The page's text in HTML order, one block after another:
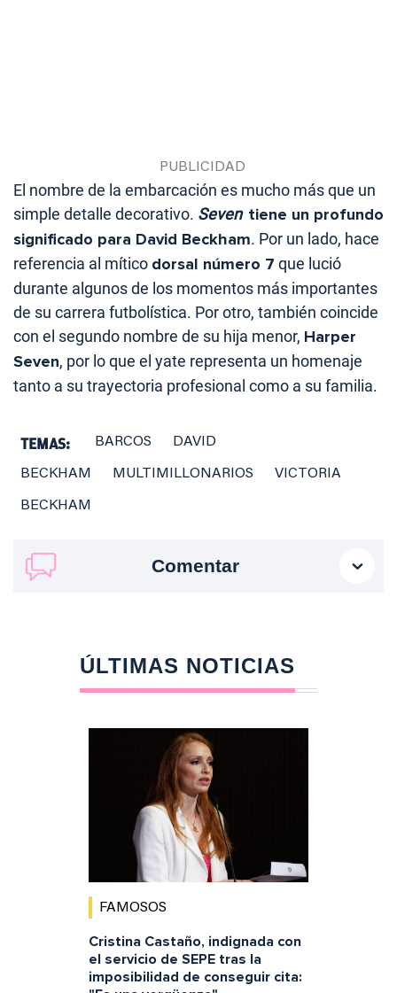
El nombre de la embarcación es mucho más que un
simple detalle decorativo. Seventiene un profundo
significado para David Beckham. Por un lado, hace
referencia al mítico dorsal número 7 que lució
durante algunos de los momentos más importantes
de su carrera futbolística. Por otro, también coincide
con el segundo nombre de su hija menor, Harper
Seven, por lo que el yate representa un homenaje
tanto a su trayectoria profesional como a su familia.
TEMAS: BARCOS DAVID
BECKHAM MULTIMILLONARIOS VICTORIA
BECKHAM
Comentar
ÚLTIMAS NOTICIAS
FAMOSOS
Cristina Castaño, indignada con
el servicio de SEPE tras la
imposibilidad de conseguir cita: